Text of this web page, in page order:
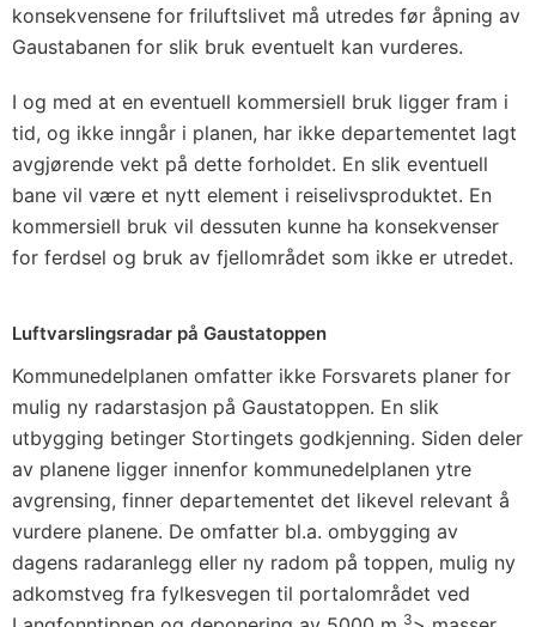
konsekvensene for friluftslivet må utredes før åpning av
Gaustabanen for slik bruk eventuelt kan vurderes.
I og med at en eventuell kommersiell bruk ligger fram i
tid, og ikke inngår i planen, har ikke departementet lagt
avgjørende vekt på dette forholdet. En slik eventuell
bane vil være et nytt element i reiselivsproduktet. En
kommersiell bruk vil dessuten kunne ha konsekvenser
for ferdsel og bruk av fjellområdet som ikke er utredet.
Luftvarslingsradar på Gaustatoppen
Kommunedelplanen omfatter ikke Forsvarets planer for
mulig ny radarstasjon på Gaustatoppen. En slik
utbygging betinger Stortingets godkjenning. Siden deler
av planene ligger innenfor kommunedelplanen ytre
avgrensing, finner departementet det likevel relevant å
vurdere planene. De omfatter bl.a. ombygging av
dagens radaranlegg eller ny radom på toppen, mulig ny
adkomstveg fra fylkesvegen til portalområdet ved
3